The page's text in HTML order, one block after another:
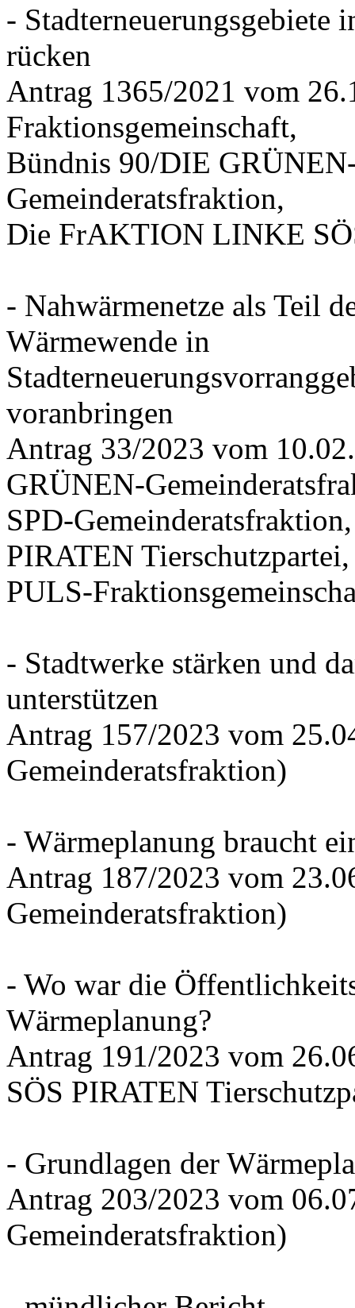
- Stadterneuerungsgebiete
rücken
Antrag 1365/2021 vom
Fraktionsgemeinschaft,
Bündnis 90/DIE
Gemeinderatsfraktion,
Die FrAKTION LINKE
- Nahwärmenetze als Teil
Wärmewende in
voranbringen
Antrag 33/2023 vom
GRÜNEN-
SPD-
PIRATEN Tierschutzpartei,
PULS-
- Stadtwerke stärken und
unterstützen
Antrag 157/2023 vom
Gemeinderatsfraktion)
- Wärmeplanung braucht
Antrag 187/2023 vom
Gemeinderatsfraktion)
- Wo war die
Wärmeplanung?
Antrag 191/2023 vom
SÖS PIRATEN
- Grundlagen der
Antrag 203/2023 vom
Gemeinderatsfraktion)